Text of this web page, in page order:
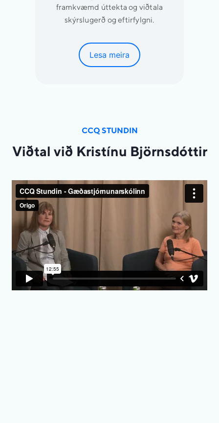
framkvæmd úttekta og viðtala
skýrslugerð og eftirfylgni.
Lesa meira
CCQ STUNDIN
Viðtal við Kristínu Björnsdóttir